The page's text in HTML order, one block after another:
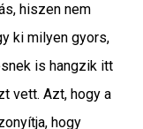
hiszen nem
ki milyen gyors,
is hangzik itt
vett. Azt, hogy a
hogy